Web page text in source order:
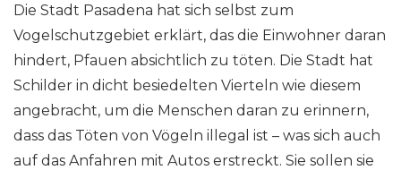
Die Stadt Pasadena hat sich selbst zum
Vogelschutzgebiet erklärt, das die Einwohner daran
hindert, Pfauen absichtlich zu töten. Die Stadt hat
Schilder in dicht besiedelten Vierteln wie diesem
angebracht, um die Menschen daran zu erinnern,
dass das Töten von Vögeln illegal ist – was sich auch
auf das Anfahren mit Autos erstreckt. Sie sollen sie